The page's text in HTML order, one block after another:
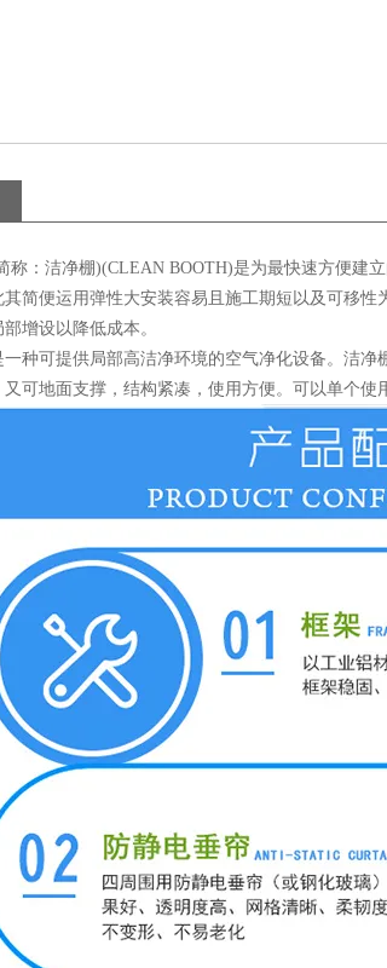
称：洁净棚)(CLEAN BOOTH)是为最快速方便建
简便运用弹性大安装容易且施工期短以及可移
增设以降低成本。
种可提供局部高洁净环境的空气净化设备。洁
可地面支撑，结构紧凑，使用方便。可以单个使